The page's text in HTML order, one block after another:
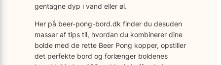
gentagne dyp i vand eller øl.
Her på beer-pong-bord.dk finder du desuden
masser af tips til, hvordan du kombinerer dine
bolde med de rette Beer Pong kopper, opstiller
det perfekte bord og forlænger boldenes